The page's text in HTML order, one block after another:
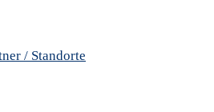
/ Standorte